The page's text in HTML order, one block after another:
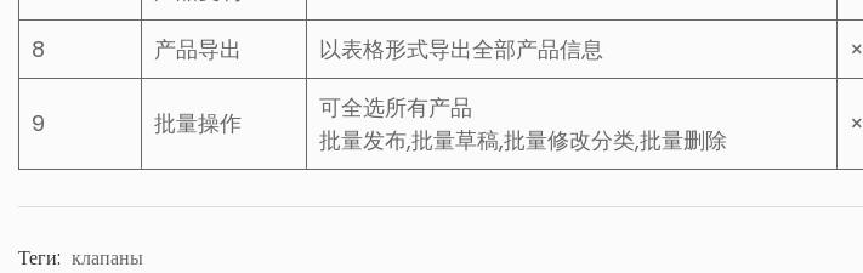
8
产品导出 以表格形式导出全部产品信息 ×
9 批量操作
可全选所有产品
批量发布,批量草稿,批量修改分类,批量删除
×
Теги: клапаны